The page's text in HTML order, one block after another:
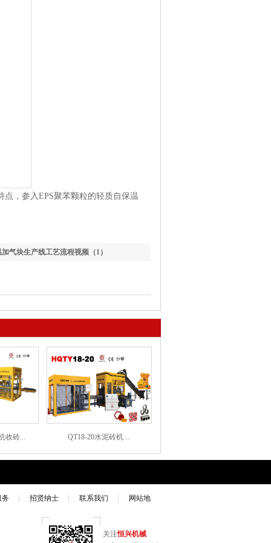
，参入EPS聚苯颗粒的轻质自保温
气块生产线工艺流程视频（1）
收砖... QT18-20水泥砖机 ...
务 招贤纳士 联系我们 网站地
关注恒兴机械